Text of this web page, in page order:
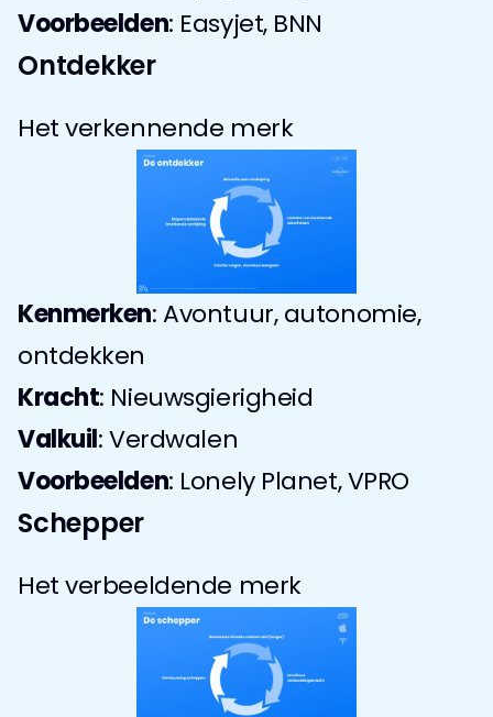
Voorbeelden: Easyjet, BNN
Ontdekker
Het verkennende merk
Kenmerken: Avontuur, autonomie,
ontdekken
Kracht: Nieuwsgierigheid
Valkuil: Verdwalen
Voorbeelden: Lonely Planet, VPRO
Schepper
Het verbeeldende merk